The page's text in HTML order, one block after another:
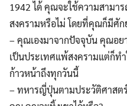
1942 ได้ คุณจะใช้ความสามา
สงครามหรือไม่ โดยที่คุณก็มีศั
– คุณเองมาจากปัจจุบัน คุณอย
เป็นประเทศแพ้สงครามแต่ก็ท
ก้าวหน้าถึงทุกวันนี้
– ทหารญี่ปุ่นตามประวัติศาสต